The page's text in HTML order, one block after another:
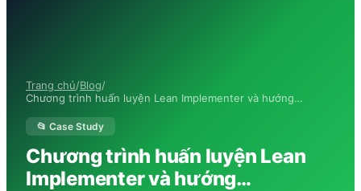
Trang chủ/Blog/
Chương trình huấn luyện Lean Implementer và hướng…
📂 Case Study
Chương trình huấn luyện Lean
Implementer và hướng…